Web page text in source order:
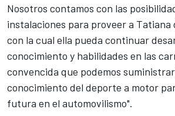
Nosotros contamos con las
instalaciones para proveer a Tatiana
con la cual ella pueda continuar
conocimiento y habilidades en las
convencida que podemos
conocimiento del deporte a motor
futura en el automovilismo".